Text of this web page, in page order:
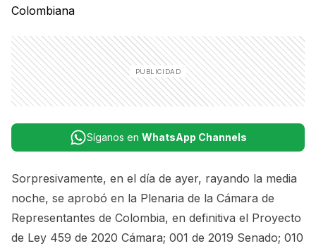
Síganos en WhatsApp Channels
Sorpresivamente, en el día de ayer, rayando la media
noche, se aprobó en la Plenaria de la Cámara de
Representantes de Colombia, en definitiva el Proyecto
de Ley 459 de 2020 Cámara; 001 de 2019 Senado; 010